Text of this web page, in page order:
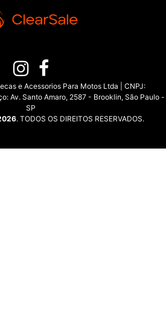
e Acessorios Para Motos Ltda | CNPJ:
Av. Santo Amaro, 2587 - Brooklin, São Paulo -
SP
. TODOS OS DIREITOS RESERVADOS.